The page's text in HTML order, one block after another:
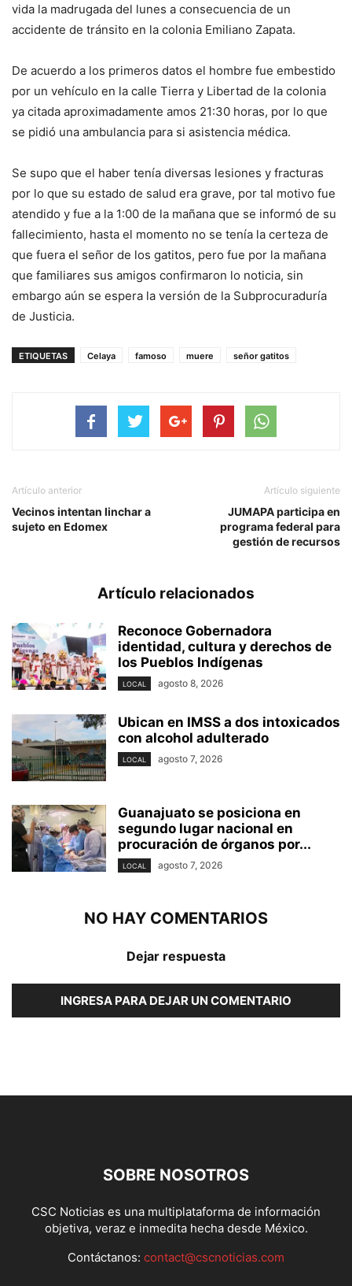
vida la madrugada del lunes a consecuencia de un
accidente de tránsito en la colonia Emiliano Zapata.
De acuerdo a los primeros datos el hombre fue embestido
por un vehículo en la calle Tierra y Libertad de la colonia
ya citada aproximadamente amos 21:30 horas, por lo que
se pidió una ambulancia para si asistencia médica.
Se supo que el haber tenía diversas lesiones y fracturas
por lo que su estado de salud era grave, por tal motivo fue
atendido y fue a la 1:00 de la mañana que se informó de su
fallecimiento, hasta el momento no se tenía la certeza de
que fuera el señor de los gatitos, pero fue por la mañana
que familiares sus amigos confirmaron lo noticia, sin
embargo aún se espera la versión de la Subprocuraduría
de Justicia.
ETIQUETAS Celaya famoso muere señor gatitos
Artículo anterior
Vecinos intentan linchar a
sujeto en Edomex
Artículo siguiente
JUMAPA participa en
programa federal para
gestión de recursos
Artículo relacionados
Reconoce Gobernadora
identidad, cultura y derechos de
los Pueblos Indígenas
LOCAL agosto 8, 2026
Ubican en IMSS a dos intoxicados
con alcohol adulterado
LOCAL agosto 7, 2026
Guanajuato se posiciona en
segundo lugar nacional en
procuración de órganos por...
LOCAL agosto 7, 2026
NO HAY COMENTARIOS
Dejar respuesta
INGRESA PARA DEJAR UN COMENTARIO
SOBRE NOSOTROS
CSC Noticias es una multiplataforma de información
objetiva, veraz e inmedita hecha desde México.
Contáctanos: contact@cscnoticias.com